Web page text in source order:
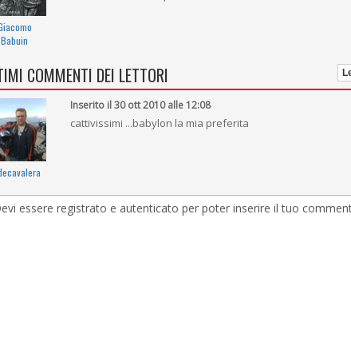
Babuin
COMMENTI DEI LETTORI
Inserito il 30 ott 2010 alle 12:08
cattivissimi ...babylon la mia preferita